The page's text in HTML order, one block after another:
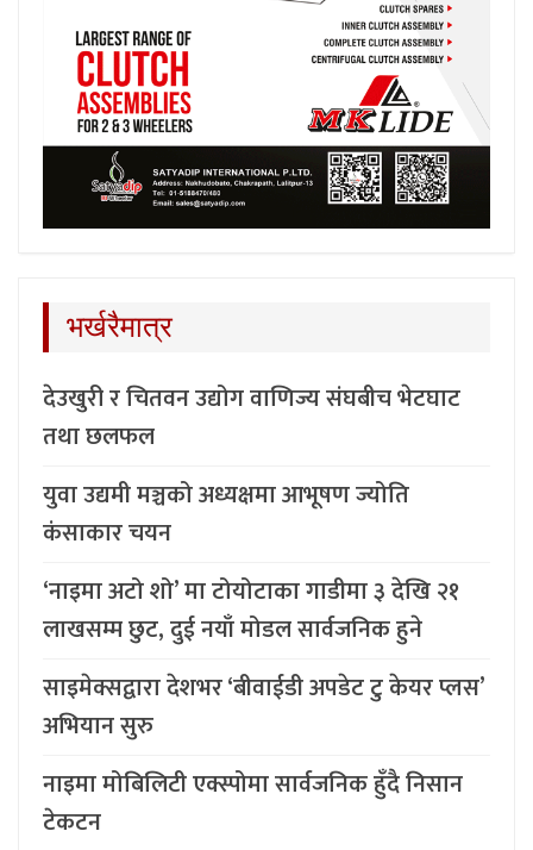
भर्खरैमात्र
देउखुरी र चितवन उद्योग वाणिज्य संघबीच भेटघाट
तथा छलफल
युवा उद्यमी मञ्चको अध्यक्षमा आभूषण ज्योति
कंसाकार चयन
‘नाइमा अटो शो’ मा टोयोटाका गाडीमा ३ देखि २१
लाखसम्म छुट, दुई नयाँ मोडल सार्वजनिक हुने
साइमेक्सद्वारा देशभर ‘बीवाईडी अपडेट टु केयर प्लस’
अभियान सुरु
नाइमा मोबिलिटी एक्स्पोमा सार्वजनिक हुँदै निसान
टेकटन